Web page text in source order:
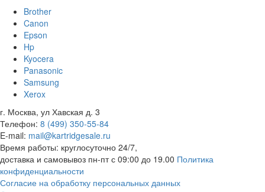
Brother
Canon
Epson
Hp
Kyocera
Panasonic
Samsung
Xerox
г. Москва, ул Хавская д. 3
Телефон: 8 (499) 350-55-84
E-mail: mail@kartridgesale.ru
Время работы: круглосуточно 24/7,
доставка и самовывоз пн-пт с 09:00 до 19.00 Политика
конфиденциальности
Согласие на обработку персональных данных